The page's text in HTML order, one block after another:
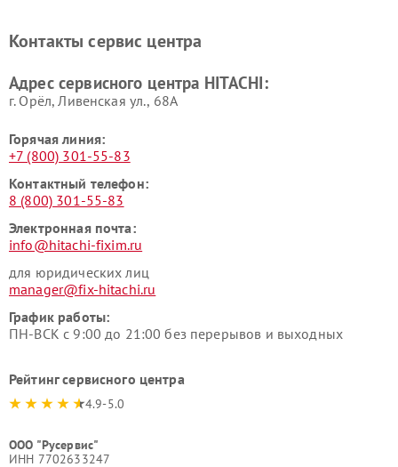
данных HITACHI
HITACHI
HITACHI
HITACHI
Контакты сервис центра
Адрес сервисного центра HITACHI:
г. Орёл, Ливенская ул., 68А
Горячая линия:
+7 (800) 301-55-83
Контактный телефон:
8 (800) 301-55-83
Электронная почта:
info@hitachi-fixim.ru
для юридических лиц
manager@fix-hitachi.ru
График работы:
ПН-ВСК с 9:00 до 21:00 без перерывов и выходных
Рейтинг сервисного центра
4.9-5.0
ООО "Русервис"
ИНН 7702633247